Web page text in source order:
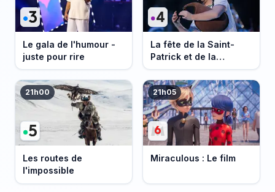
Le gala de l'humour -
juste pour rire
La fête de la Saint-
Patrick et de la
Bretagne
21h00
Les routes de
l'impossible
21h05
Miraculous : Le film